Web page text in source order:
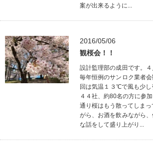
案が出来るように...
2016/05/06
観桜会！！
設計監理部の成田です。
毎年恒例のサンロク業者
回は気温１３℃で風も少
４４社、約80名の方に参
通り桜はもう散ってしま
がら、お酒を飲みながら
な話をして盛り上がり...